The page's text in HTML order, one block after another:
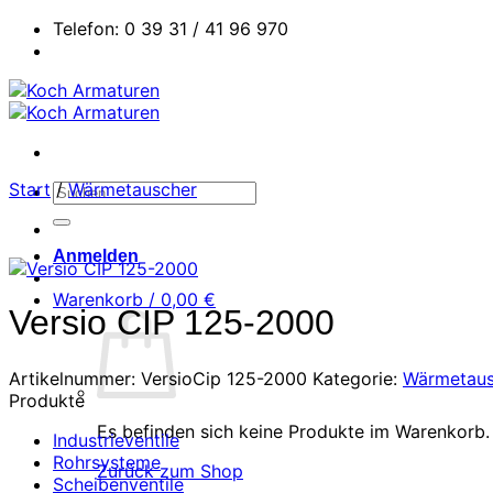
Zum
Inhalt
Telefon: 0 39 31 / 41 96 970
Suchen
Anmelden
Warenkorb / 0,00 €
Es befinden sich keine Produkte im Warenkorb.
Zurück zum Shop
Start / Wärmetauscher
Versio CIP 125-2000
Artikelnummer: VersioCip 125-2000 Kategorie:
Produkte
Industrieventile
Rohrsysteme
Scheibenventile